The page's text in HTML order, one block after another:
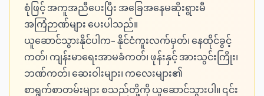
စုံဖြင့် အကူအညီပေးပြီး အခြေအနေမဆိုးရွားမီ
အကြံဉာဏ်များ ပေးပါသည်။
ယူဆောင်သွားနိုင်ပါက- နိုင်ငံကူးလက်မှတ်၊ နေထိုင်ခွင့်
ကတ်၊ ကျန်းမာရေးအာမခံကတ်၊ ဖုန်းနှင့် အားသွင်းကြိုး၊
ဘဏ်ကတ်၊ ဆေးဝါးများ၊ ကလေးများ၏
စာရွက်စာတမ်းများ စသည်တို့ကို ယူဆောင်သွားပါ။ ၎င်း